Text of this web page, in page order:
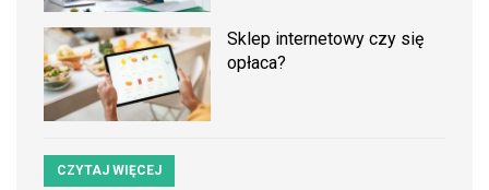
Sklep internetowy czy się
opłaca?
CZYTAJ WIĘCEJ